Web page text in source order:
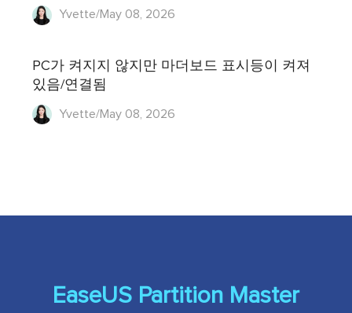
Yvette/May 08, 2026
PC가 켜지지 않지만 마더보드 표시등이 켜져
있음/연결됨
Yvette/May 08, 2026
EaseUS Partition Master